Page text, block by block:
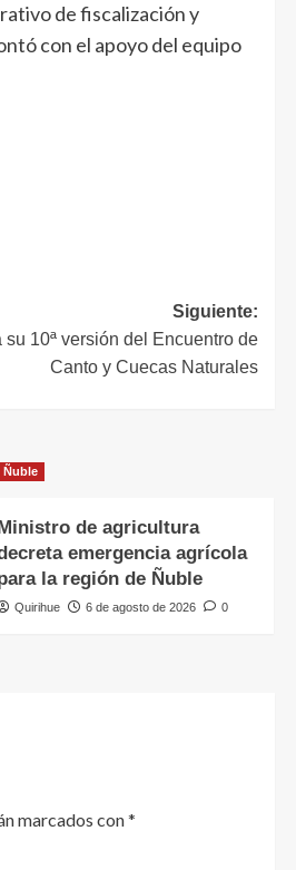
de fiscalización y
con el apoyo del equipo
Siguiente:
10ª versión del Encuentro de
Canto y Cuecas Naturales
Ñuble
Ministro de agricultura
emergencia agrícola
la región de Ñuble
Quirihue 6 de agosto de 2026 0
marcados con*